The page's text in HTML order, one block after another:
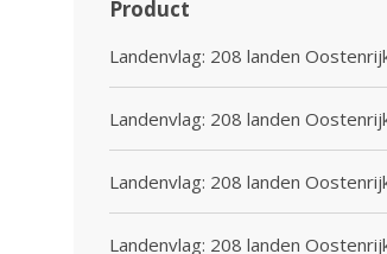
Product
Landenvlag: 208 landen
Landenvlag: 208 landen
Landenvlag: 208 landen
Landenvlag: 208 landen